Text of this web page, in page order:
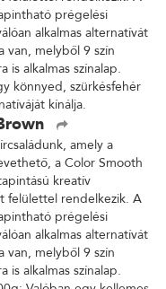
prégelési
alkalmas alternatívát
van, melyből 9 szín
is alkalmas színalap.
könnyed, szürkésfehér
kínálja.
amely a
a Color Smooth
kreatív
felülettel rendelkezik. A
prégelési
alkalmas alternatívát
van, melyből 9 szín
is alkalmas színalap.